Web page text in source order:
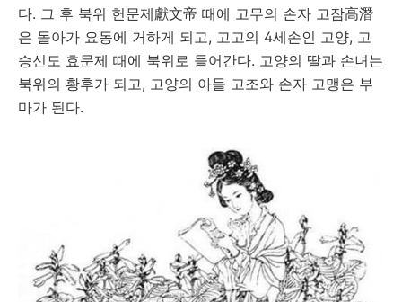
다. 그 후 북위 헌문제獻文帝 때에 고무의 손자 고잠高潛
은 돌아가 요동에 거하게 되고, 고고의 4세손인 고양, 고
승신도 효문제 때에 북위로 들어간다. 고양의 딸과 손녀는
북위의 황후가 되고, 고양의 아들 고조와 손자 고맹은 부
마가 된다.